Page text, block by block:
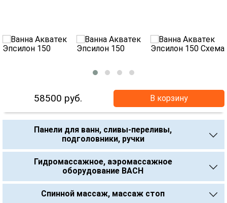
58500 руб. В корзину
Панели для ванн, сливы-переливы,
подголовники, ручки
Гидромассажное, аэромассажное
оборудование BACH
Спинной массаж, массаж стоп